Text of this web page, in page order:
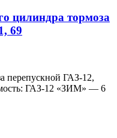
цилиндра тормоза
69
перепускной ГАЗ-12,
ГАЗ-12 «ЗИМ» — 6